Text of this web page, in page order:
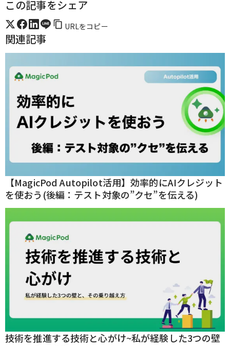
この記事をシェア
URLをコピー
関連記事
【MagicPod Autopilot活用】効率的にAIクレジット
を使おう(後編：テスト対象の”クセ”を伝える)
技術を推進する技術と心がけ~私が経験した3つの壁